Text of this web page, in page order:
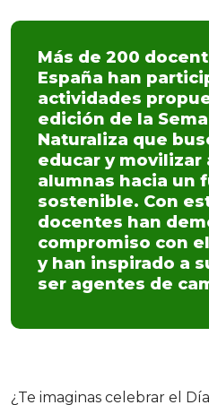
Más de 200
España han
actividades
edición de la
Naturaliza que
educar y movilizar
alumnas hacia un
sostenible. Con
docentes han
compromiso con
y han inspirado a
ser agentes de
¿Te imaginas celebrar el